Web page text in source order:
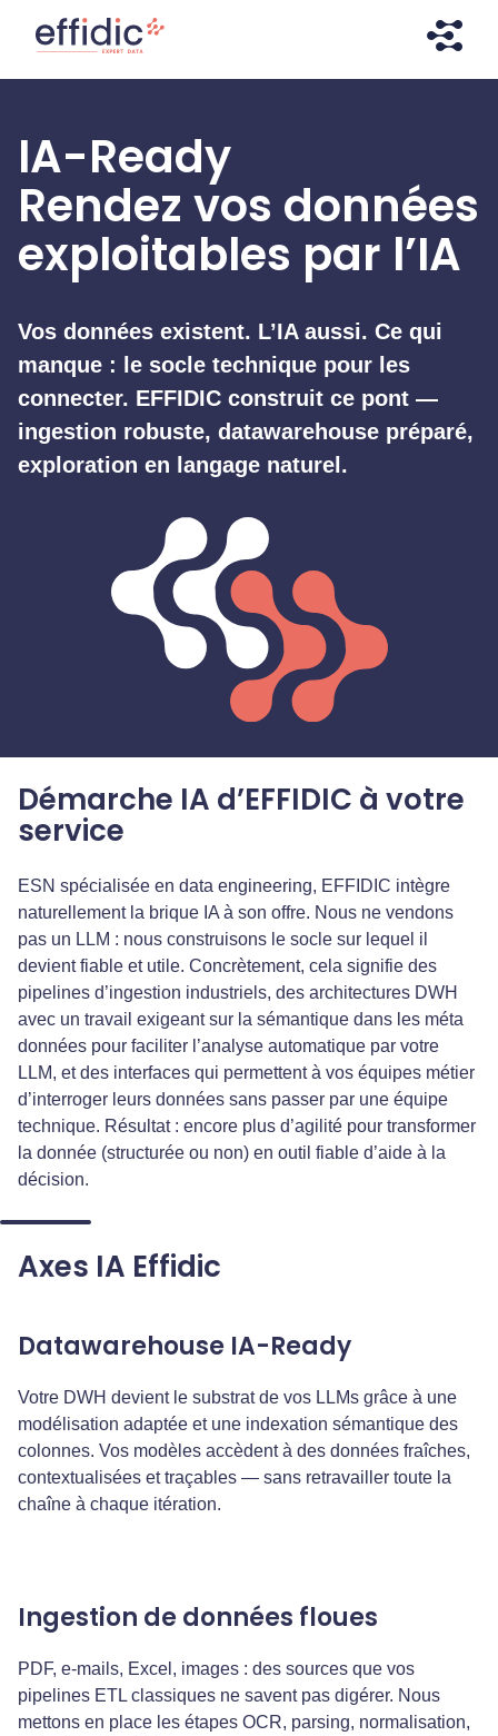
directement
IA-Ready
Rendez vos données
exploitables par l’IA
Vos données existent. L’IA aussi. Ce qui
manque : le socle technique pour les
connecter. EFFIDIC construit ce pont —
ingestion robuste, datawarehouse préparé,
exploration en langage naturel.
Démarche IA d’EFFIDIC à votre
service
ESN spécialisée en data engineering, EFFIDIC intègre
naturellement la brique IA à son offre. Nous ne vendons
pas un LLM : nous construisons le socle sur lequel il
devient fiable et utile. Concrètement, cela signifie des
pipelines d’ingestion industriels, des architectures DWH
avec un travail exigeant sur la sémantique dans les méta
données pour faciliter l’analyse automatique par votre
LLM, et des interfaces qui permettent à vos équipes métier
d’interroger leurs données sans passer par une équipe
technique. Résultat : encore plus d’agilité pour transformer
la donnée (structurée ou non) en outil fiable d’aide à la
décision.
Axes IA Effidic
Datawarehouse IA-Ready
Votre DWH devient le substrat de vos LLMs grâce à une
modélisation adaptée et une indexation sémantique des
colonnes. Vos modèles accèdent à des données fraîches,
contextualisées et traçables — sans retravailler toute la
chaîne à chaque itération.
Ingestion de données floues
PDF, e-mails, Excel, images : des sources que vos
pipelines ETL classiques ne savent pas digérer. Nous
mettons en place les étapes OCR, parsing, normalisation,